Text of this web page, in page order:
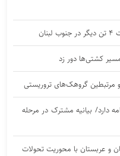
کشتی‌ها دور زد
دارد/ بیانیه مشترک در مرحله
و عربستان با محوریت تحولات